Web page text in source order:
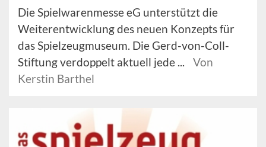
Die Spielwarenmesse eG unterstützt die
Weiterentwicklung des neuen Konzepts für
das Spielzeugmuseum. Die Gerd-von-Coll-
Stiftung verdoppelt aktuell jede ...
Von
Kerstin Barthel